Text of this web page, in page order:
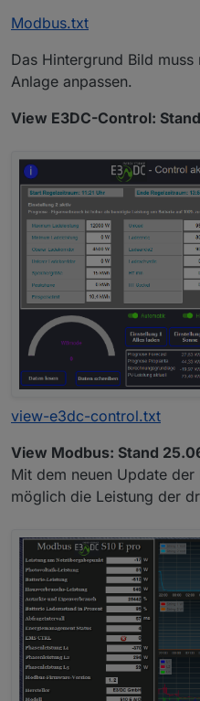
Modbus.txt
Das Hintergrund Bild
Anlage anpassen.
View E3DC-Control:
view-e3dc-control.txt
View Modbus: Stand
Mit dem neuen Update
möglich die Leistung der